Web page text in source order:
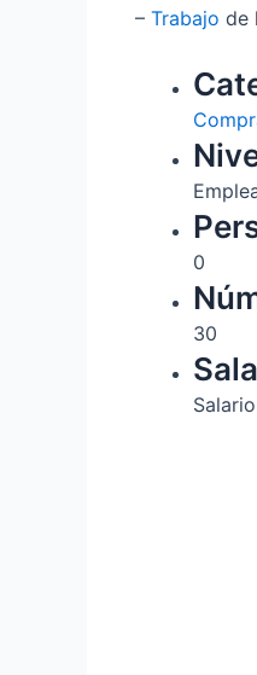
– Trabajo de
0
30